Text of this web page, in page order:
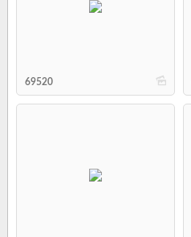
b
69520